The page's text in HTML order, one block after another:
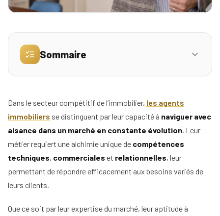
vos
revenus
Réserver
place
pour
la
réunion
d'info
conseils
Sommaire
5. Continuer à se former et assurer sa veille
6. Expertise en législation immobilière
7. Compétence en évaluation immobilière
9. Faire preuve de rigueur
Dans le secteur compétitif de l’immobilier, les agents
immobiliers se distinguent par leur capacité à naviguer avec
aisance dans un marché en constante évolution. Leur
métier requiert une alchimie unique de compétences
techniques, commerciales et relationnelles, leur
permettant de répondre efficacement aux besoins variés de
leurs clients.
Que ce soit par leur expertise du marché, leur aptitude à